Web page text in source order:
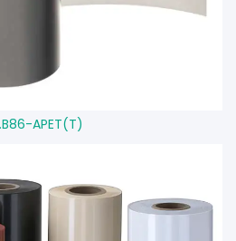
APET(T)